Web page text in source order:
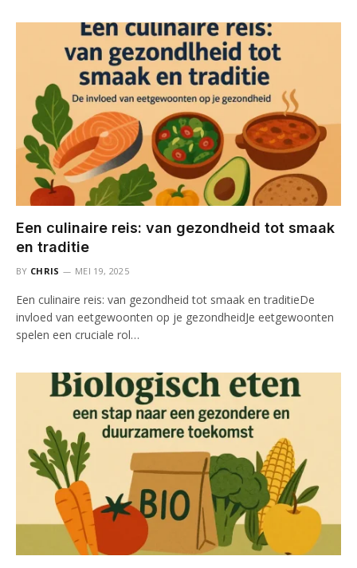
Een culinaire reis: van gezondheid tot smaak
en traditie
BY CHRIS MEI 19, 2025
Een culinaire reis: van gezondheid tot smaak en traditieDe
invloed van eetgewoonten op je gezondheidJe eetgewoonten
spelen een cruciale rol…